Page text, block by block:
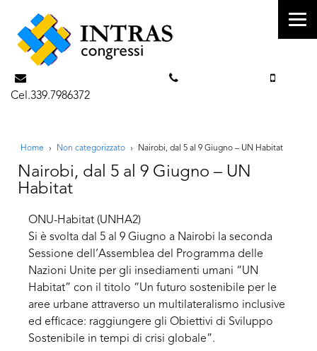
Cel.339.7986372
Home › Non categorizzato › Nairobi, dal 5 al 9 Giugno – UN Habitat
Nairobi, dal 5 al 9 Giugno – UN
Habitat
ONU-Habitat (UNHA2)
Si è svolta dal 5 al 9 Giugno a Nairobi la seconda
Sessione dell’Assemblea del Programma delle
Nazioni Unite per gli insediamenti umani “UN
Habitat” con il titolo “Un futuro sostenibile per le
aree urbane attraverso un multilateralismo inclusive
ed efficace: raggiungere gli Obiettivi di Sviluppo
Sostenibile in tempi di crisi globale”.